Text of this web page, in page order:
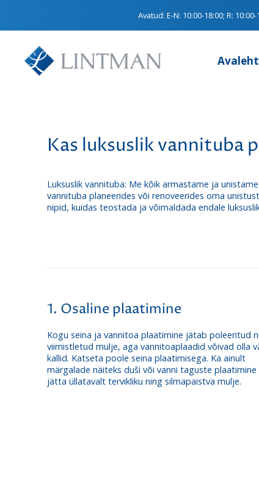
Avatud:E-N: 10:00-18:00; R:
Avaleht
Kas luksuslik vannituba
Luksuslik vannituba: Me kõik armastame ja
vannituba planeerides või renoveerides oma
nipid, kuidas teostada ja võimaldada endale
1. Osaline plaatimine
Kogu seina ja vannitoa plaatimine jätab poleeritud
viimistletud mulje, aga vannitoaplaadid võivad olla
kallid. Katseta poole seina plaatimisega. Ka ainult
märgalade näiteks duši või vanni taguste plaatimine
jätta üllatavalt tervikliku ning silmapaistva mulje.